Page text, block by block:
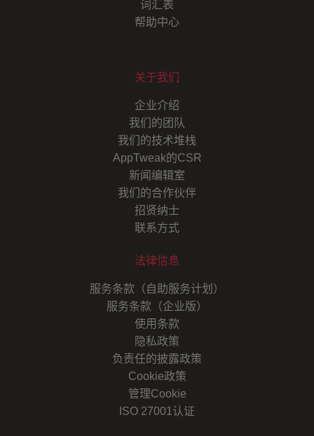
词汇表
帮助中心
关于我们
企业介绍
我们的团队
我们的技术堆栈
AppTweak的CSR
新闻编辑室
我们的合作伙伴
招贤纳士
联系方式
法律信息
服务条款（自助服务计划）
服务条款（企业版）
使用条款
隐私政策
负责任的披露政策
Cookie政策
管理Cookie
ISO 27001认证